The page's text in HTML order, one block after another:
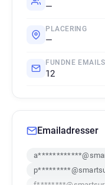
—
PLACERING
—
FUNDNE EMAILS
12
Emailadresser